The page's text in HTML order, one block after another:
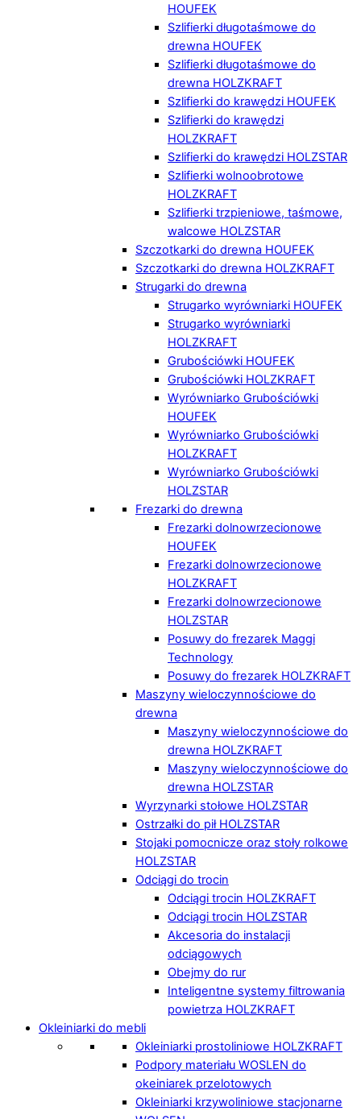
HOUFEK
Szlifierki długotaśmowe do
drewna HOUFEK
Szlifierki długotaśmowe do
drewna HOLZKRAFT
Szlifierki do krawędzi HOUFEK
Szlifierki do krawędzi
HOLZKRAFT
Szlifierki do krawędzi HOLZSTAR
Szlifierki wolnoobrotowe
HOLZKRAFT
Szlifierki trzpieniowe, taśmowe,
walcowe HOLZSTAR
Szczotkarki do drewna HOUFEK
Szczotkarki do drewna HOLZKRAFT
Strugarki do drewna
Strugarko wyrówniarki HOUFEK
Strugarko wyrówniarki
HOLZKRAFT
Grubościówki HOUFEK
Grubościówki HOLZKRAFT
Wyrówniarko Grubościówki
HOUFEK
Wyrówniarko Grubościówki
HOLZKRAFT
Wyrówniarko Grubościówki
HOLZSTAR
Frezarki do drewna
Frezarki dolnowrzecionowe
HOUFEK
Frezarki dolnowrzecionowe
HOLZKRAFT
Frezarki dolnowrzecionowe
HOLZSTAR
Posuwy do frezarek Maggi
Technology
Posuwy do frezarek HOLZKRAFT
Maszyny wieloczynnościowe do
drewna
Maszyny wieloczynnościowe do
drewna HOLZKRAFT
Maszyny wieloczynnościowe do
drewna HOLZSTAR
Wyrzynarki stołowe HOLZSTAR
Ostrzałki do pił HOLZSTAR
Stojaki pomocnicze oraz stoły rolkowe
HOLZSTAR
Odciągi do trocin
Odciągi trocin HOLZKRAFT
Odciągi trocin HOLZSTAR
Akcesoria do instalacji
odciągowych
Obejmy do rur
Inteligentne systemy filtrowania
powietrza HOLZKRAFT
Okleiniarki do mebli
Okleiniarki prostoliniowe HOLZKRAFT
Podpory materiału WOSLEN do
okeiniarek przelotowych
Okleiniarki krzywoliniowe stacjonarne